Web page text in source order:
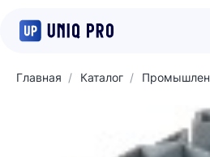
Главная Каталог